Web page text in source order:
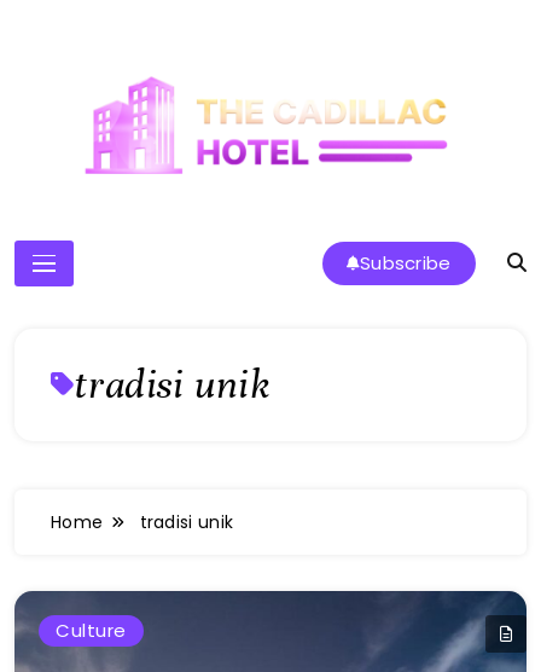
The Cadillac Hotel
Subscribe
tradisi unik
Home tradisi unik
Culture